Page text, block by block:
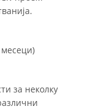
месеци)
за неколку